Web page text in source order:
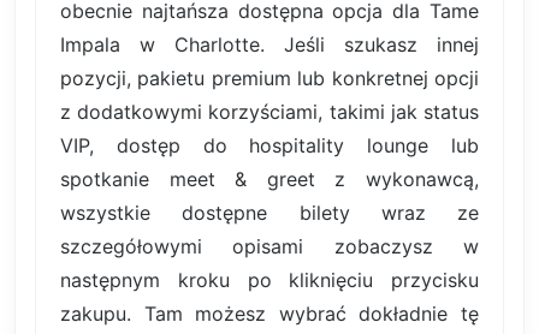
obecnie najtańsza dostępna opcja dla Tame
Impala w Charlotte. Jeśli szukasz innej
pozycji, pakietu premium lub konkretnej opcji
z dodatkowymi korzyściami, takimi jak status
VIP, dostęp do hospitality lounge lub
spotkanie meet & greet z wykonawcą,
wszystkie dostępne bilety wraz ze
szczegółowymi opisami zobaczysz w
następnym kroku po kliknięciu przycisku
zakupu. Tam możesz wybrać dokładnie tę